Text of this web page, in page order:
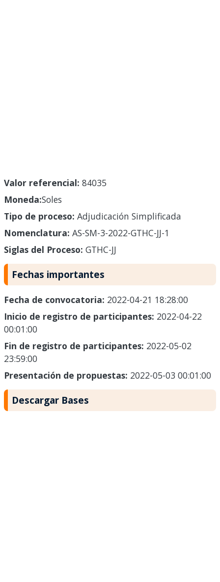
Valor referencial: 84035
Moneda:Soles
Tipo de proceso: Adjudicación Simplificada
Nomenclatura: AS-SM-3-2022-GTHC-JJ-1
Siglas del Proceso: GTHC-JJ
Fechas importantes
Fecha de convocatoria: 2022-04-21 18:28:00
Inicio de registro de participantes: 2022-04-22
00:01:00
Fin de registro de participantes: 2022-05-02
23:59:00
Presentación de propuestas: 2022-05-03 00:01:00
Descargar Bases